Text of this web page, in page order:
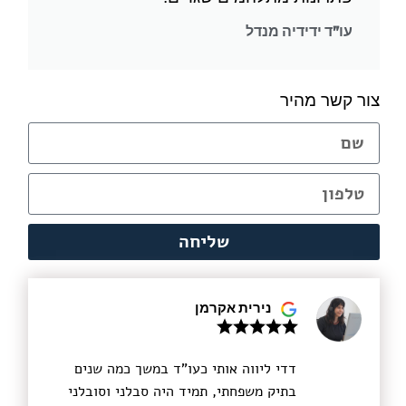
עו"ד ידידיה מנדל
צור קשר מהיר
שליחה
נירית אקרמן
דדי ליווה אותי כעו"ד במשך כמה שנים
בתיק משפחתי, תמיד היה סבלני וסובלני